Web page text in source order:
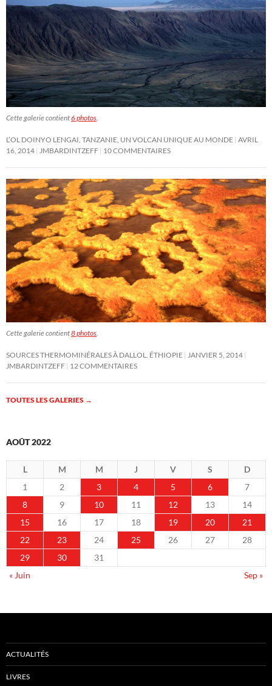
Cette galerie contient6 photos
L’OL DOINYO LENGAI, TANZANIE, UN VOLCAN UNIQUE AU MONDE AVRIL
16, 2014
JMBARDINTZEFF 10 COMMENTAIRES
Cette galerie contient8 photos.
SOURCES THERMOMINÉRALES À DALLOL, ÉTHIOPIE JANVIER 5, 2014
JMBARDINTZEFF 12 COMMENTAIRES
TOUTES LES GALERIES →
AOÛT 2022
L M M J V S
D
1
2 3 4 5 6
7
8
9 10 11 12 13
14
15
16 17 18 19 20
21
22
23 24 25 26 27
28
29
30
31
« Juin
Sep »
ACTUALITÉS
LIVRES